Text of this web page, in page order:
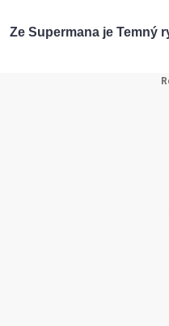
Ze Supermana je Temný